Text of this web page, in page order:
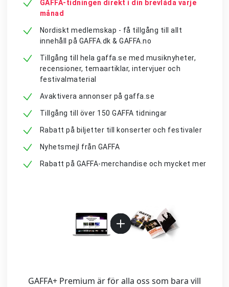
GAFFA-tidningen direkt i din brevlåda varje
månad
Nordiskt medlemskap - få tillgång till allt
innehåll på GAFFA.dk & GAFFA.no
Tillgång till hela gaffa.se med musiknyheter,
recensioner, temaartiklar, intervjuer och
festivalmaterial
Avaktivera annonser på gaffa.se
Tillgång till över 150 GAFFA tidningar
Rabatt på biljetter till konserter och festivaler
Nyhetsmejl från GAFFA
Rabatt på GAFFA-merchandise och mycket mer
GAFFA+ Premium är för alla oss som bara vill